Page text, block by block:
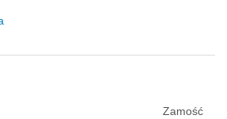
Zamość